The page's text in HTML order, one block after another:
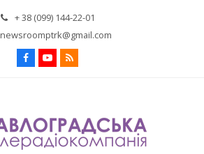
+ 38 (099) 144-22-01
newsroomptrk@gmail.com
Facebook
Youtube
RSS